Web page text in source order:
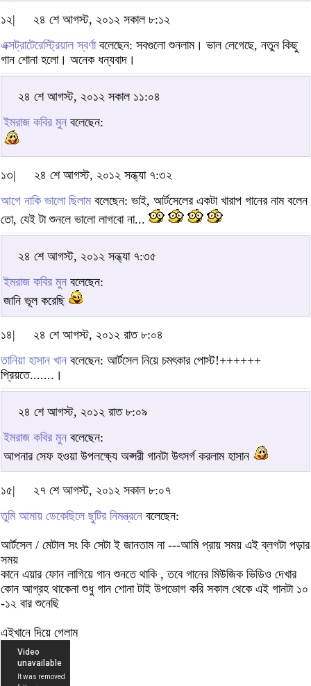
১২|
২৪ শে আগস্ট, ২০১২ সকাল ৮:১২
এক্সট্রাটেরেস্ট্রিয়াল স্বর্ণাবলেছেন: সবগুলো শুনলাম। ভাল লেগেছে, নতুন কিছু
গান শোনা হলো। অনেক ধন্যবাদ।
২৪ শে আগস্ট, ২০১২ সকাল ১১:০৪
ইমরাজ কবির মুন বলেছেন:
১৩|
২৪ শে আগস্ট, ২০১২ সন্ধ্যা ৭:৩২
আগে নাকি ভালো ছিলামবলেছেন: ভাই, আর্টসেলের একটা খারাপ গানের নাম বলেন
তো, যেই টা শুনলে ভালো লাগবো না...
২৪ শে আগস্ট, ২০১২ সন্ধ্যা ৭:৩৫
ইমরাজ কবির মুন বলেছেন:
জানি ভূল করেছি
১৪|
২৪ শে আগস্ট, ২০১২ রাত ৮:০৪
তানিয়া হাসান খান বলেছেন: আর্টসেল নিয়ে চমৎকার পোস্ট!++++++
প্রিয়তে.......।
২৪ শে আগস্ট, ২০১২ রাত ৮:০৯
ইমরাজ কবির মুন বলেছেন:
আপনার সেফ হওয়া উপলক্ষ্যে অপ্সরী গানটা উৎসর্গ করলাম হাসান
১৫|
২৭ শে আগস্ট, ২০১২ সকাল ৮:০৭
তুমি আমায় ডেকেছিলে ছুটির নিমন্ত্রনে বলেছেন:
আর্টসেল / মেটাল সং কি সেটা ই জানতাম না ---আমি প্রায় সময় এই ব্লগটা পড়ার
সময়
কানে এয়ার ফোন লাগিয়ে গান শুনতে থাকি , তবে গানের মিউজিক ভিডিও দেখার
কোন আগ্রহ থাকেনা শুধু গান শোনা টাই উপভোগ করি সকাল থেকে এই গানটা ১০
-১২ বার শুনেছি
এইখানে দিয়ে গেলাম